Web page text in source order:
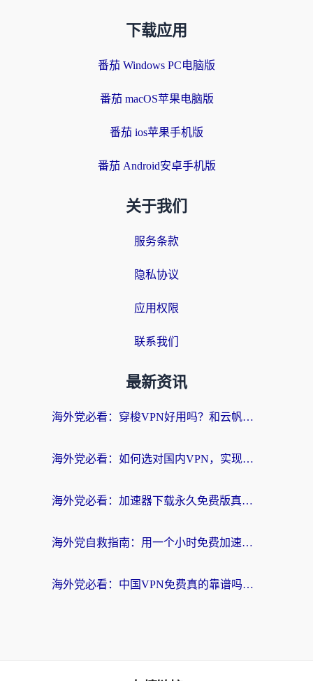
下载应用
番茄 Windows PC电脑版
番茄 macOS苹果电脑版
番茄 ios苹果手机版
番茄 Android安卓手机版
关于我们
服务条款
隐私协议
应用权限
联系我们
最新资讯
海外党必看：穿梭VPN好用吗？和云帆VPN对比哪个回国效果更好？附真实测评+避坑指南
海外党必看：如何选对国内VPN，实现无缝访问国内资源？
海外党必看：加速器下载永久免费版真的存在吗？教你无缝访问国内资源的正确姿势
海外党自救指南：用一个小时免费加速器，轻松打破国内资源访问壁垒？
海外党必看：中国VPN免费真的靠谱吗？手把手教你选对回国加速器